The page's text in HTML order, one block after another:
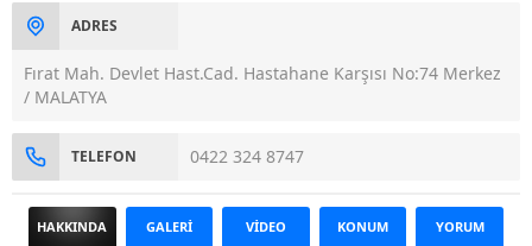
ADRES
Fırat Mah. Devlet Hast.Cad. Hastahane Karşısı No:74 Merkez
/ MALATYA
TELEFON 0422 324 8747
HAKKINDA GALERİ VİDEO KONUM YORUM